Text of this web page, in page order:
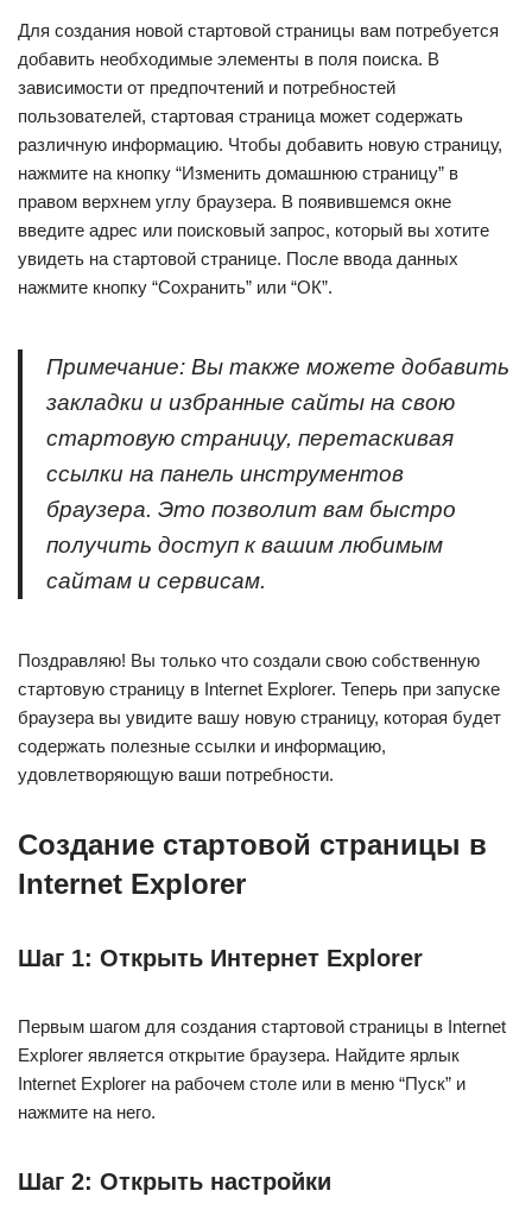
Для создания новой стартовой страницы вам потребуется
добавить необходимые элементы в поля поиска. В
зависимости от предпочтений и потребностей
пользователей, стартовая страница может содержать
различную информацию. Чтобы добавить новую страницу,
нажмите на кнопку “Изменить домашнюю страницу” в
правом верхнем углу браузера. В появившемся окне
введите адрес или поисковый запрос, который вы хотите
увидеть на стартовой странице. После ввода данных
нажмите кнопку “Сохранить” или “ОК”.
Примечание: Вы также можете добавить
закладки и избранные сайты на свою
стартовую страницу, перетаскивая
ссылки на панель инструментов
браузера. Это позволит вам быстро
получить доступ к вашим любимым
сайтам и сервисам.
Поздравляю! Вы только что создали свою собственную
стартовую страницу в Internet Explorer. Теперь при запуске
браузера вы увидите вашу новую страницу, которая будет
содержать полезные ссылки и информацию,
удовлетворяющую ваши потребности.
Создание стартовой страницы в
Internet Explorer
Шаг 1: Открыть Интернет Explorer
Первым шагом для создания стартовой страницы в Internet
Explorer является открытие браузера. Найдите ярлык
Internet Explorer на рабочем столе или в меню “Пуск” и
нажмите на него.
Шаг 2: Открыть настройки